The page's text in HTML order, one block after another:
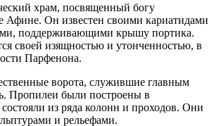
храм, посвященный богу
Афине. Он известен своими кариатидами
поддерживающими крышу портика.
своей изящностью и утонченностью, в
Парфенона.
ворота, служившие главным
Пропилеи были построены в
из ряда колонн и проходов. Они
и рельефами.